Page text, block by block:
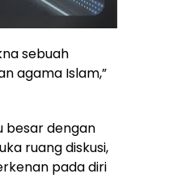
sebuah
agama Islam,”
besar dengan
ruang diskusi,
pada diri